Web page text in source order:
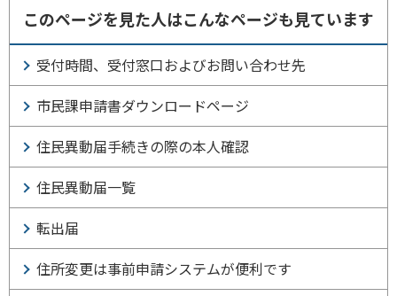
このページを見た人はこんなページも見ています
受付時間、受付窓口およびお問い合わせ先
市民課申請書ダウンロードページ
住民異動届手続きの際の本人確認
住民異動届一覧
転出届
住所変更は事前申請システムが便利です